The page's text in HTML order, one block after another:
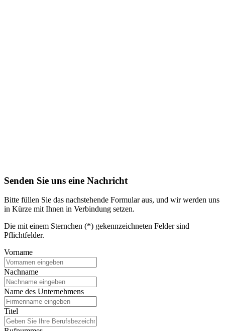
Senden Sie uns eine Nachricht
Bitte füllen Sie das nachstehende Formular aus, und wir werden uns
in Kürze mit Ihnen in Verbindung setzen.
Die mit einem Sternchen (*) gekennzeichneten Felder sind
Pflichtfelder.
Vorname
Nachname
Name des Unternehmens
Titel